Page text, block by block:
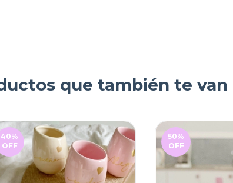
que también te
40%
OFF
50%
OFF